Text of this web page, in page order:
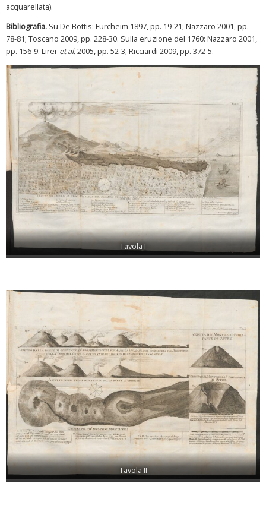
acquarellata).
Bibliografia. Su De Bottis: Furcheim 1897, pp. 19-21; Nazzaro 2001, pp.
78-81; Toscano 2009, pp. 228-30. Sulla eruzione del 1760: Nazzaro 2001,
pp. 156-9: Lirer et al.2005, pp. 52-3; Ricciardi 2009, pp. 372-5.
Tavola I
Tavola II